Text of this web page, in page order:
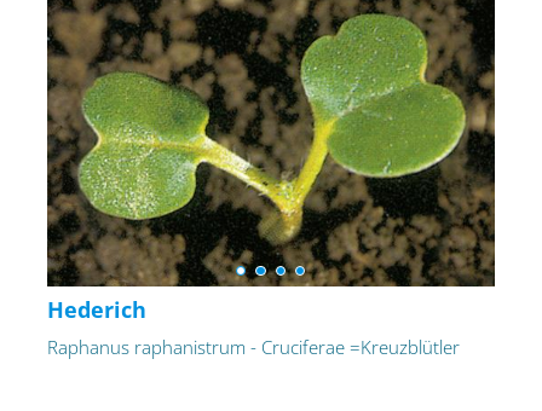
Hederich
Raphanus raphanistrum - Cruciferae =Kreuzblütler